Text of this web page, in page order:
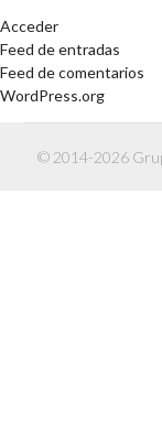
Acceder
Feed de entradas
Feed de comentarios
WordPress.org
© 2014-2026